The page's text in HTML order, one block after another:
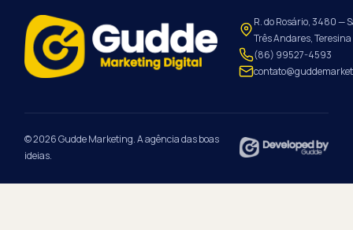
R. do Rosário, 3480 —
Três Andares,
(86) 99527-4593
© 2026 Gudde Marketing. A agência das boas
ideias.